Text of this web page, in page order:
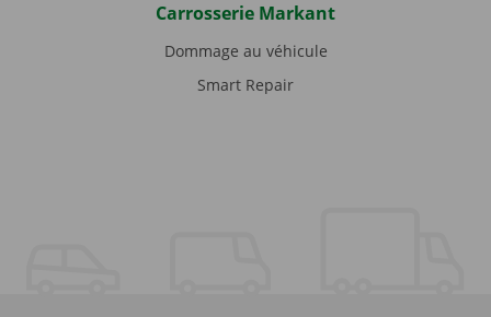
Carrosserie Markant
Dommage au véhicule
Smart Repair